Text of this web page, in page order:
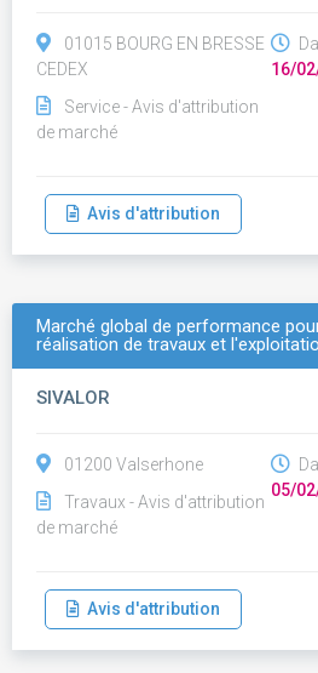
01015 BOURG EN BRESSE
CEDEX
Service - Avis d'attribution
de marché
16/
Avis d'attribution
Marché global de performance
réalisation de travaux et
SIVALOR
01200 Valserhone
Travaux - Avis d'attribution
de marché
05/
Avis d'attribution